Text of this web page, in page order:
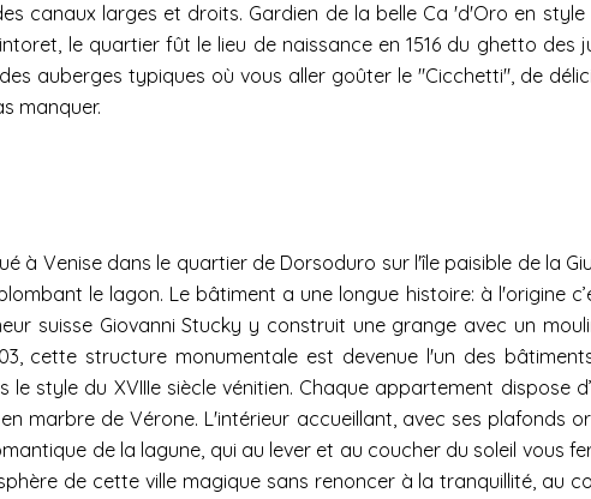
canaux larges et droits. Gardien de la belle Ca 'd'Oro en
le quartier fût le lieu de naissance en 1516 du ghetto
auberges typiques où vous aller goûter le "Cicchetti", de
manquer.
à Venise dans le quartier de Dorsoduro sur l'île paisible de la
le lagon. Le bâtiment a une longue histoire: à l'origine
suisse Giovanni Stucky y construit une grange avec un
cette structure monumentale est devenue l'un des
style du XVIIIe siècle vénitien. Chaque appartement dispose
marbre de Vérone. L'intérieur accueillant, avec ses plafonds
de la lagune, qui au lever et au coucher du soleil vous
de cette ville magique sans renoncer à la tranquillité, au